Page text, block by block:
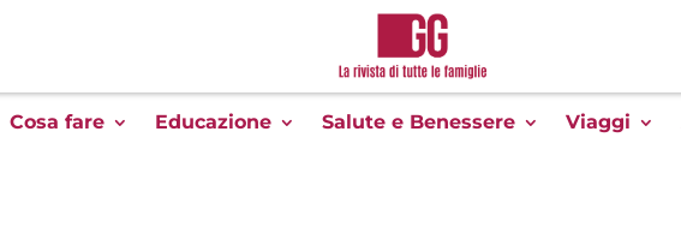
Cosa fare Educazione Salute e Benessere Viaggi